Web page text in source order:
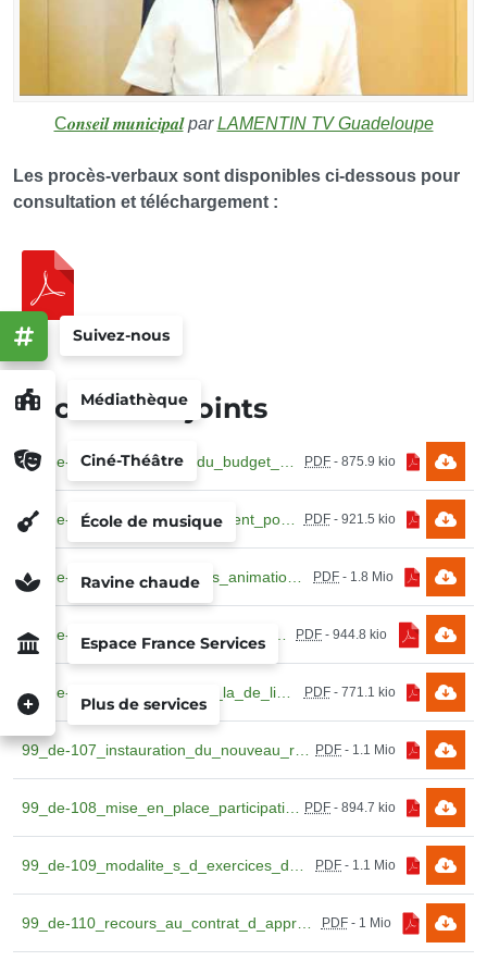
Médiathèque
Ciné-Théâtre
École de musique
Ravine chaude
Espace France Services
Plus de services
Suivez-nous
C𝒐𝒏𝒔𝒆𝒊𝒍 𝒎𝒖𝒏𝒊𝒄𝒊𝒑𝒂𝒍 parLAMENTIN TV Guadeloupe
Les procès-verbaux sont disponibles ci-dessous pour
consultation et téléchargement :
Documents joints
PDF - 875.9 kio
PDF- 921.5 kio
PDF - 1.8 Mio
PDF -944.8 kio
PDF- 771.1 kio
PDF - 1.1 Mio
PDF - 894.7 kio
PDF - 1.1 Mio
PDF- 1 Mio